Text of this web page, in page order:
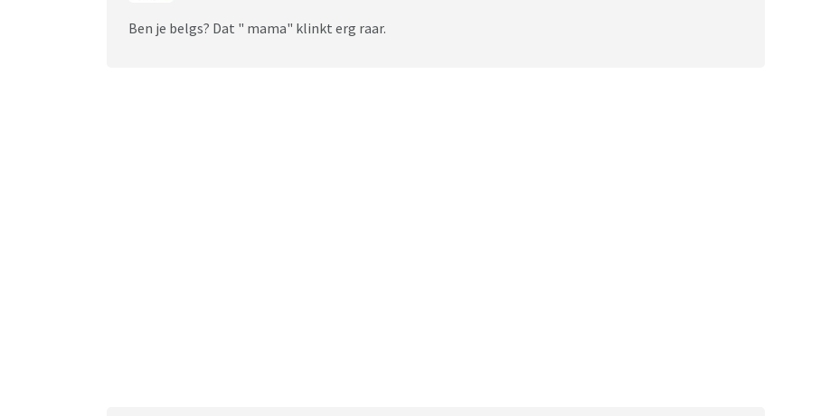
Ben je belgs? Dat " mama" klinkt erg raar.